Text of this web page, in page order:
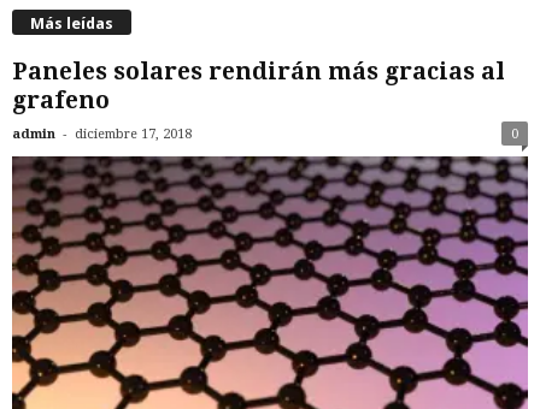
Más leídas
Paneles solares rendirán más gracias al
grafeno
admin - diciembre 17, 2018 0